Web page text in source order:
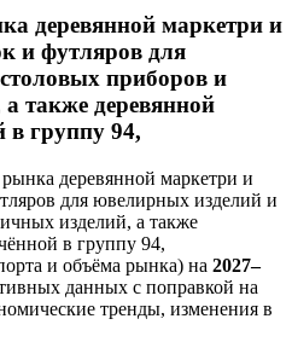
деревянной маркетри и
и футляров для
приборов и
также деревянной
в группу 94,
деревянной маркетри и
для ювелирных изделий и
изделий, а также
в группу 94,
и объёма рынка) на 2027–
данных с поправкой на
тренды, изменения в